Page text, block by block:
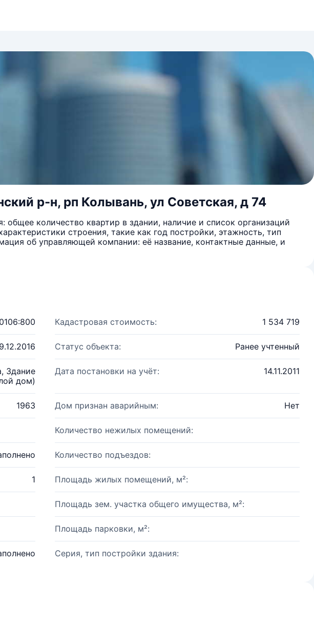
р-н, рп Колывань, ул Советская, д 74
количество квартир в здании, наличие и список организаций
строения, такие как год постройки, этажность, тип
об управляющей компании: её название, контактные данные, и
Кадастровая стоимость: 1 534 719
Статус объекта: Ранее учтенный
Здание
дом)
Дата постановки на учёт: 14.11.2011
1963 Дом признан аварийным: Нет
Количество нежилых помещений:
Количество подъездов:
1 Площадь жилых помещений, м²:
Площадь зем. участка общего имущества, м²:
Площадь парковки, м²:
Серия, тип постройки здания: